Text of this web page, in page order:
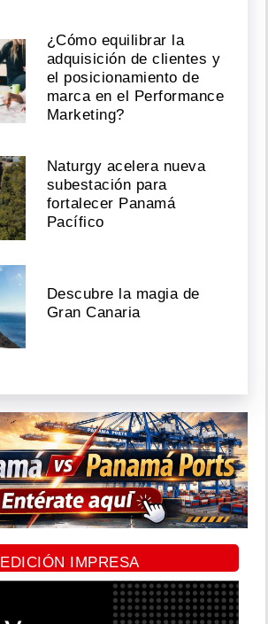
¿Cómo equilibrar la
adquisición de clientes y
el posicionamiento de
marca en el Performance
Marketing?
Naturgy acelera nueva
subestación para
fortalecer Panamá
Pacífico
Descubre la magia de
Gran Canaria
EDICIÓN IMPRESA